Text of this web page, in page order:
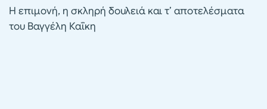
Η επιμονή, η σκληρή δουλειά και τ’ αποτελέσματα
του Βαγγέλη Καΐκη